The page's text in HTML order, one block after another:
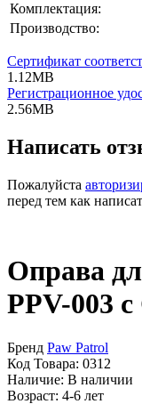
Комплектация:
Производство:
Сертификат
1.12MB
Регистрационное
2.56MB
Написать
Пожалуйста
перед тем как
Оправа
PPV-003
Бренд Paw Patrol
Код Товара: 0312
Наличие: В наличии
Возраст: 4-6 лет